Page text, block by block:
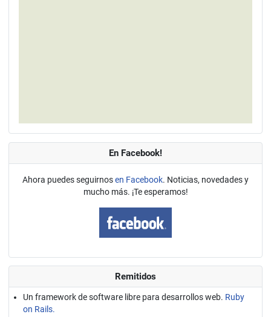
En Facebook!
Ahora puedes seguirnosen Facebook. Noticias, novedades y
mucho más. ¡Te esperamos!
Remitidos
Un framework de software libre para desarrollos web. Ruby
on Rails.